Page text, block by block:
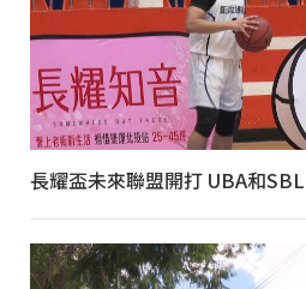
長耀盃未來聯盟開打 UBA和